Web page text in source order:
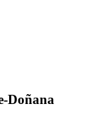
Doñana